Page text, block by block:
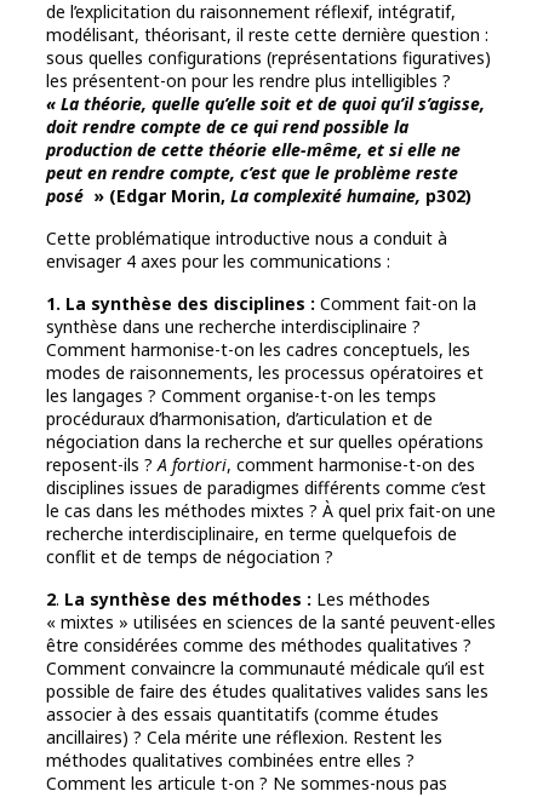
de l’explicitation du raisonnement réflexif, intégratif,
modélisant, théorisant, il reste cette dernière question :
sous quelles configurations (représentations figuratives)
les présentent-on pour les rendre plus intelligibles ?
« La théorie, quelle qu’elle soit et de quoi qu’il s’agisse,
doit rendre compte de ce qui rend possible la
production de cette théorie elle-même, et si elle ne
peut en rendre compte, c’est que le problème reste
posé » (Edgar Morin, La complexité humaine, p302)
Cette problématique introductive nous a conduit à
envisager 4 axes pour les communications :
1. La synthèse des disciplines : Comment fait-on la
synthèse dans une recherche interdisciplinaire ?
Comment harmonise-t-on les cadres conceptuels, les
modes de raisonnements, les processus opératoires et
les langages ? Comment organise-t-on les temps
procéduraux d’harmonisation, d’articulation et de
négociation dans la recherche et sur quelles opérations
reposent-ils ?A fortiori, comment harmonise-t-on des
disciplines issues de paradigmes différents comme c’est
le cas dans les méthodes mixtes ? À quel prix fait-on une
recherche interdisciplinaire, en terme quelquefois de
conflit et de temps de négociation ?
2. La synthèse des méthodes : Les méthodes
« mixtes » utilisées en sciences de la santé peuvent-elles
être considérées comme des méthodes qualitatives ?
Comment convaincre la communauté médicale qu’il est
possible de faire des études qualitatives valides sans les
associer à des essais quantitatifs (comme études
ancillaires) ? Cela mérite une réflexion. Restent les
méthodes qualitatives combinées entre elles ?
Comment les articule t-on ? Ne sommes-nous pas